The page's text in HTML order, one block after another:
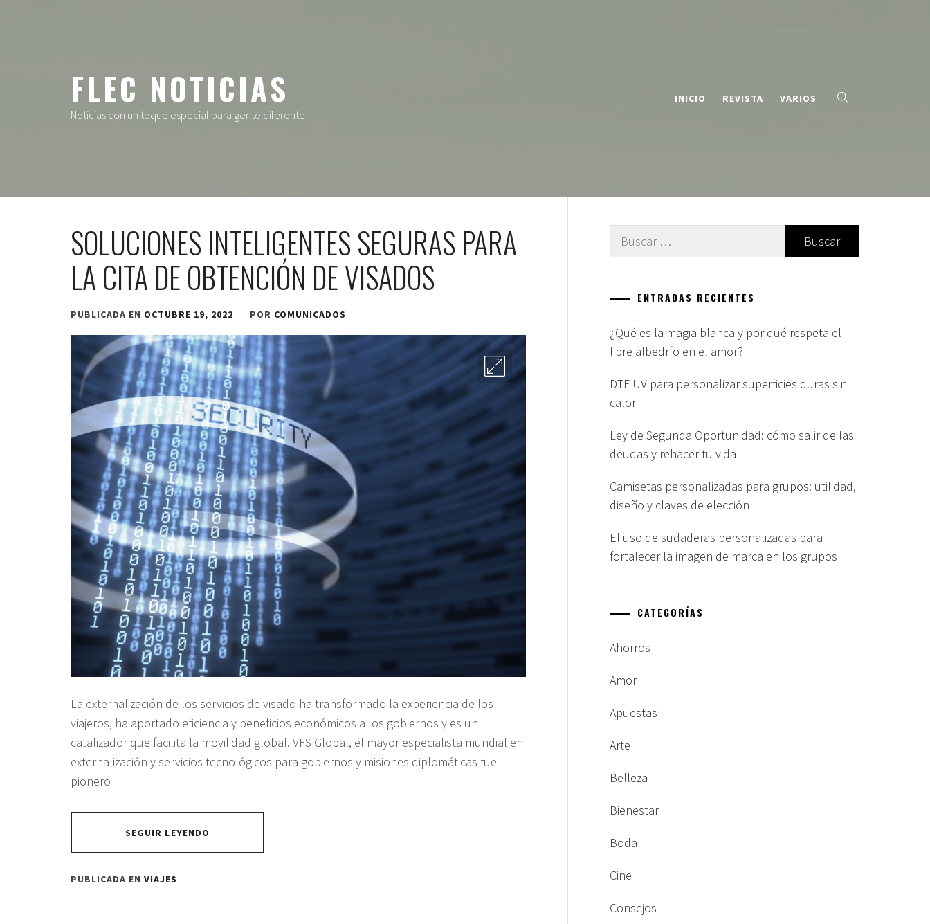
FLEC NOTICIAS
Noticias con un toque especial para gente diferente
INICIO REVISTA VARIOS
SOLUCIONES INTELIGENTES SEGURAS PARA
LA CITA DE OBTENCIÓN DE VISADOS
PUBLICADA EN OCTUBRE 19, 2022 POR COMUNICADOS
La externalización de los servicios de visado ha transformado la experiencia de los
viajeros, ha aportado eficiencia y beneficios económicos a los gobiernos y es un
catalizador que facilita la movilidad global. VFS Global, el mayor especialista mundial en
externalización y servicios tecnológicos para gobiernos y misiones diplomáticas fue
pionero
SEGUIR LEYENDO
PUBLICADA EN VIAJES
Buscar:
ENTRADAS RECIENTES
¿Qué es la magia blanca y por qué respeta el
libre albedrío en el amor?
DTF UV para personalizar superficies duras sin
calor
Ley de Segunda Oportunidad: cómo salir de las
deudas y rehacer tu vida
Camisetas personalizadas para grupos: utilidad,
diseño y claves de elección
El uso de sudaderas personalizadas para
fortalecer la imagen de marca en los grupos
CATEGORÍAS
Ahorros
Amor
Apuestas
Arte
Belleza
Bienestar
Boda
Cine
Consejos